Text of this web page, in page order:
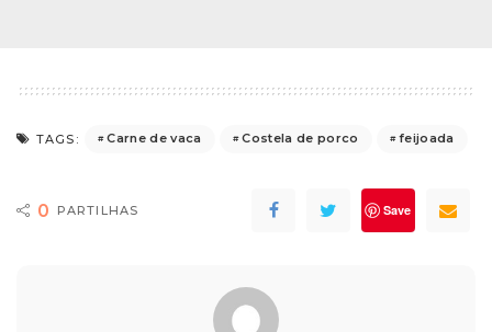
TAGS: Carne de vaca Costela de porco feijoada
0 PARTILHAS Save